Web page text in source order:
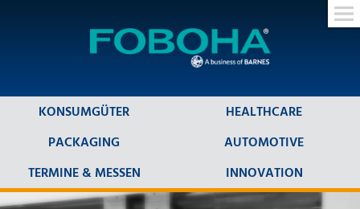
KONSUMGÜTER
HEALTHCARE
PACKAGING
AUTOMOTIVE
TERMINE & MESSEN
INNOVATION